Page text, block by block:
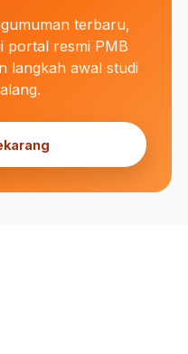
terbaru,
portal resmi PMB
langkah awal studi